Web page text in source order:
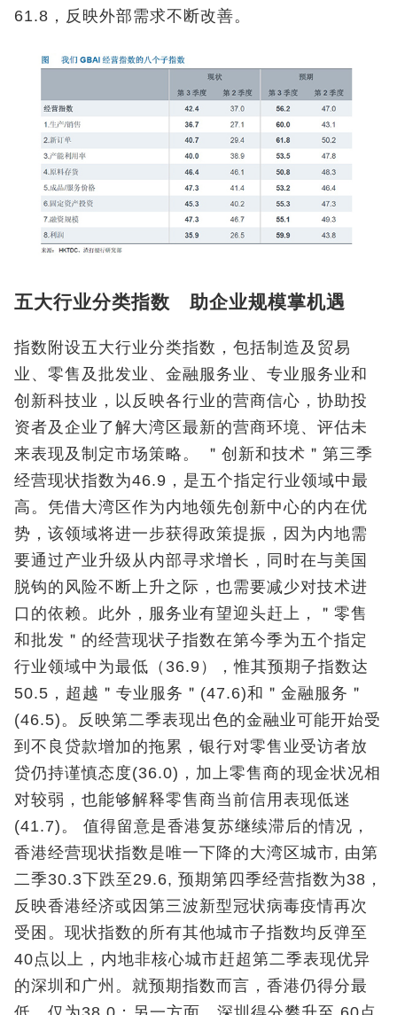
61.8，反映外部需求不断改善。
五大行业分类指数 助企业规模掌机遇
指数附设五大行业分类指数，包括制造及贸易
业、零售及批发业、金融服务业、专业服务业和
创新科技业，以反映各行业的营商信心，协助投
资者及企业了解大湾区最新的营商环境、评估未
来表现及制定市场策略。 ＂创新和技术＂第三季
经营现状指数为46.9，是五个指定行业领域中最
高。凭借大湾区作为内地领先创新中心的内在优
势，该领域将进一步获得政策提振，因为内地需
要通过产业升级从内部寻求增长，同时在与美国
脱钩的风险不断上升之际，也需要减少对技术进
口的依赖。此外，服务业有望迎头赶上，＂零售
和批发＂的经营现状子指数在第今季为五个指定
行业领域中为最低（36.9），惟其预期子指数达
50.5，超越＂专业服务＂(47.6)和＂金融服务＂
(46.5)。反映第二季表现出色的金融业可能开始受
到不良贷款增加的拖累，银行对零售业受访者放
贷仍持谨慎态度(36.0)，加上零售商的现金状况相
对较弱，也能够解释零售商当前信用表现低迷
(41.7)。 值得留意是香港复苏继续滞后的情况，
香港经营现状指数是唯一下降的大湾区城市, 由第
二季30.3下跌至29.6, 预期第四季经营指数为38，
反映香港经济或因第三波新型冠状病毒疫情再次
受困。现状指数的所有其他城市子指数均反弹至
40点以上，内地非核心城市赶超第二季表现优异
的深圳和广州。就预期指数而言，香港仍得分最